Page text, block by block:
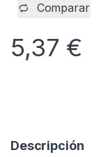
Comparar
5,37 €
Descripción